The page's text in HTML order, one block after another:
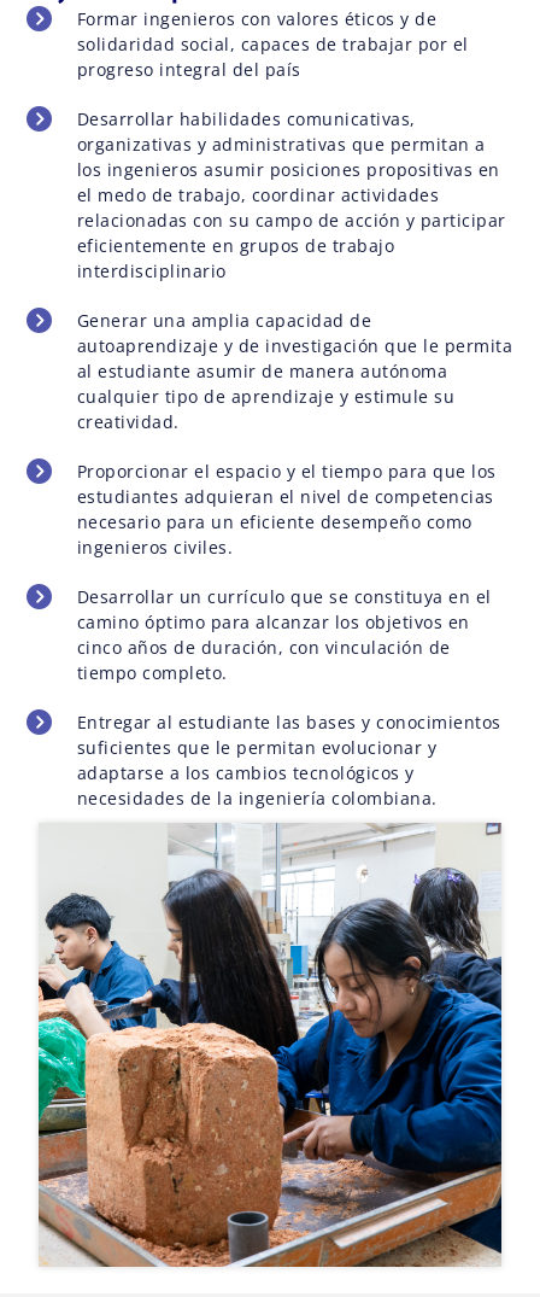
Formar ingenieros con valores éticos y de
solidaridad social, capaces de trabajar por el
progreso integral del país
Desarrollar habilidades comunicativas,
organizativas y administrativas que permitan a
los ingenieros asumir posiciones propositivas en
el medo de trabajo, coordinar actividades
relacionadas con su campo de acción y participar
eficientemente en grupos de trabajo
interdisciplinario
Generar una amplia capacidad de
autoaprendizaje y de investigación que le permita
al estudiante asumir de manera autónoma
cualquier tipo de aprendizaje y estimule su
creatividad.
Proporcionar el espacio y el tiempo para que los
estudiantes adquieran el nivel de competencias
necesario para un eficiente desempeño como
ingenieros civiles.
Desarrollar un currículo que se constituya en el
camino óptimo para alcanzar los objetivos en
cinco años de duración, con vinculación de
tiempo completo.
Entregar al estudiante las bases y conocimientos
suficientes que le permitan evolucionar y
adaptarse a los cambios tecnológicos y
necesidades de la ingeniería colombiana.